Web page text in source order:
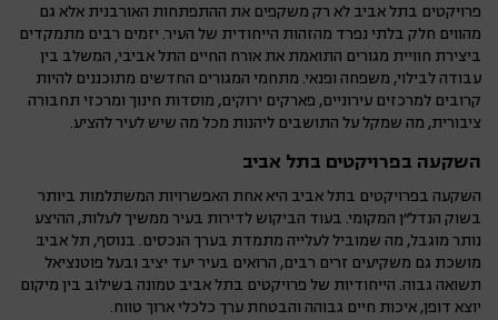
פרויקטים בתל אביב לא רק משקפים את ההתפתחות האורבנית אלא גם
מהווים חלק בלתי נפרד מהזהות הייחודית של העיר. יזמים רבים מתמקדים
ביצירת חוויית מגורים התואמת את אורח החיים התל אביבי, המשלב בין
עבודה לבילוי, משפחה ופנאי. מתחמי המגורים החדשים מתוכננים להיות
קרובים למרכזים עירוניים, פארקים ירוקים, מוסדות חינוך ומרכזי תחבורה
ציבורית, מה שמקל על התושבים ליהנות מכל מה שיש לעיר להציע.
השקעה בפרויקטים בתל אביב
השקעה בפרויקטים בתל אביב היא אחת האפשרויות המשתלמות ביותר
בשוק הנדל"ן המקומי. בעוד הביקוש לדירות בעיר ממשיך לעלות, ההיצע
נותר מוגבל, מה שמוביל לעלייה מתמדת בערך הנכסים. בנוסף, תל אביב
מושכת גם משקיעים זרים רבים, הרואים בעיר יעד יציב ובעל פוטנציאל
תשואה גבוה. הייחודיות של פרויקטים בתל אביב טמונה בשילוב בין מיקום
יוצא דופן, איכות חיים גבוהה והבטחת ערך כלכלי ארוך טווח.